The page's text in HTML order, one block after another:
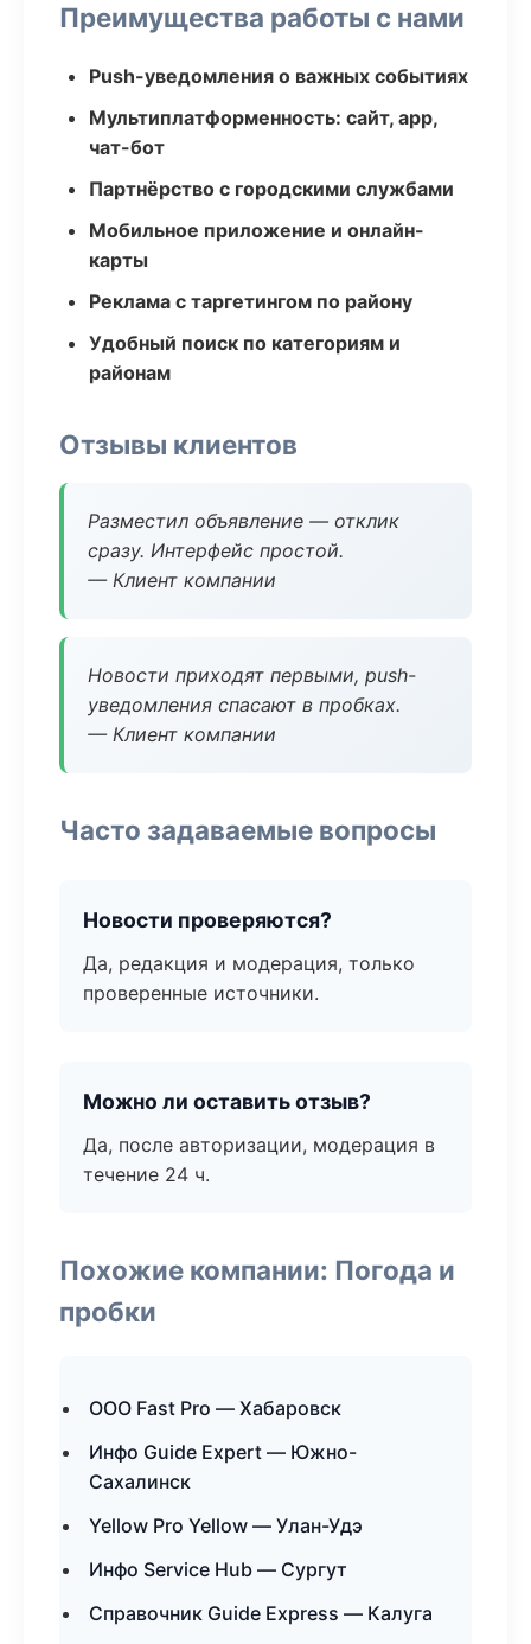
Преимущества работы с нами
Push-уведомления о важных событиях
Мультиплатформенность: сайт, app,
чат-бот
Партнёрство с городскими службами
Мобильное приложение и онлайн-
карты
Реклама с таргетингом по району
Удобный поиск по категориям и
районам
Отзывы клиентов
Разместил объявление — отклик
сразу. Интерфейс простой.
— Клиент компании
Новости приходят первыми, push-
уведомления спасают в пробках.
— Клиент компании
Часто задаваемые вопросы
Новости проверяются?
Да, редакция и модерация, только
проверенные источники.
Можно ли оставить отзыв?
Да, после авторизации, модерация в
течение 24 ч.
Похожие компании: Погода и
пробки
ООО Fast Pro — Хабаровск
Инфо Guide Expert — Южно-
Сахалинск
Yellow Pro Yellow — Улан-Удэ
Инфо Service Hub — Сургут
Справочник Guide Express — Калуга